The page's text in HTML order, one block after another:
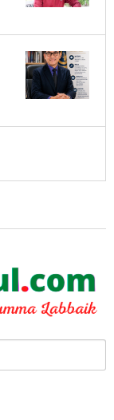
oleh
Susanto
oleh
Susanto